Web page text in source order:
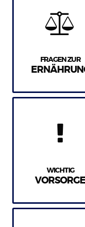
FRAGEN ZUR
WICHTIG
VORSORGE